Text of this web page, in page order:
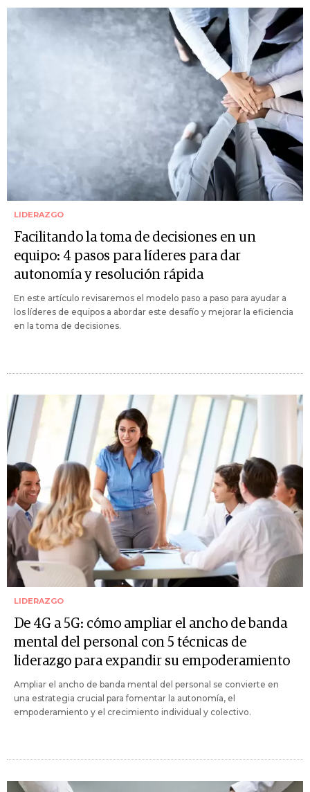
LIDERAZGO
Facilitando la toma de decisiones en un
equipo: 4 pasos para líderes para dar
autonomía y resolución rápida
En este artículo revisaremos el modelo paso a paso para ayudar a
los líderes de equipos a abordar este desafío y mejorar la eficiencia
en la toma de decisiones.
LIDERAZGO
De 4G a 5G: cómo ampliar el ancho de banda
mental del personal con 5 técnicas de
liderazgo para expandir su empoderamiento
Ampliar el ancho de banda mental del personal se convierte en
una estrategia crucial para fomentar la autonomía, el
empoderamiento y el crecimiento individual y colectivo.